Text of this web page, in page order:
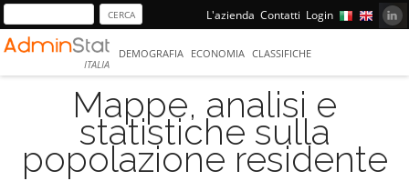
L'azienda Contatti Login
ITALIA
DEMOGRAFIA ECONOMIA CLASSIFICHE
Mappe, analisi e
statistiche sulla
popolazione residente